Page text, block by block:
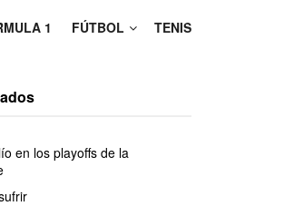
1 FÚTBOL TENIS
en los playoffs de la